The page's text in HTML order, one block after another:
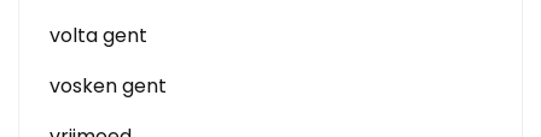
volta gent
vosken gent